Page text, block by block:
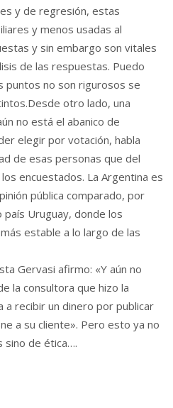
y de regresión, estas
y menos usadas al
y sin embargo son vitales
de las respuestas. Puedo
no son rigurosos se
otro lado, una
no está el abanico de
elegir por votación, habla
de esas personas que del
encuestados. La Argentina es
pública comparado, por
Uruguay, donde los
estable a lo largo de las
Gervasi afirmo: «Y aún no
la consultora que hizo la
recibir un dinero por publicar
a su cliente». Pero esto ya no
sino de ética….